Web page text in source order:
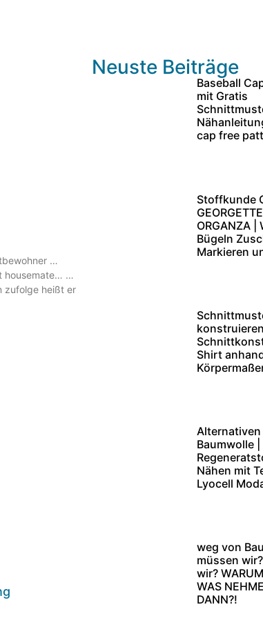
Neuste Beiträge
Baseball
mit Gratis
cap free
Stoffkunde
ORGANZA |
Bügeln
Markieren
konstruieren
Shirt
Alternativen
Baumwolle |
Nähen mit
Lyocell
weg von
müssen
wir?
WAS
DANN?!
…
housemate… …
zufolge heißt er